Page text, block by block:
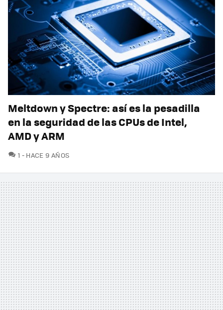
Meltdown y Spectre: así es la pesadilla
en la seguridad de las CPUs de Intel,
AMD y ARM
1 COMENTARIOS
HACE 9 AÑOS